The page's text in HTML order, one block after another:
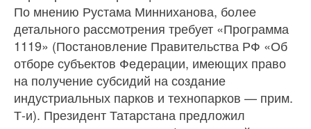
По мнению Рустама Минниханова, более
детального рассмотрения требует «Программа
1119» (Постановление Правительства РФ «Об
отборе субъектов Федерации, имеющих право
на получение субсидий на создание
индустриальных парков и технопарков — прим.
Т-и). Президент Татарстана предложил